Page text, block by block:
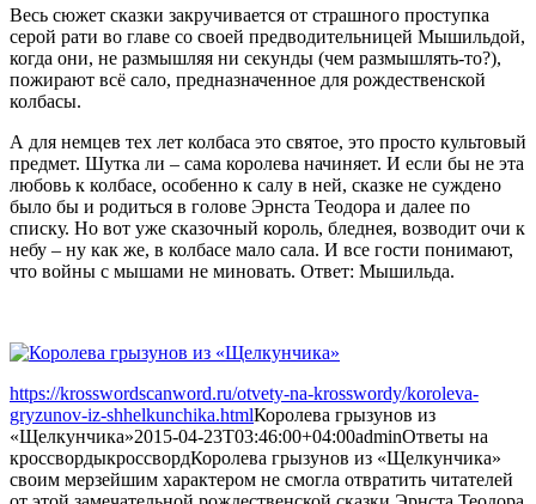
Весь сюжет сказки закручивается от страшного проступка
серой рати во главе со своей предводительницей Мышильдой,
когда они, не размышляя ни секунды (чем размышлять-то?),
пожирают всё сало, предназначенное для рождественской
колбасы.
А для немцев тех лет колбаса это святое, это просто культовый
предмет. Шутка ли – сама королева начиняет. И если бы не эта
любовь к колбасе, особенно к салу в ней, сказке не суждено
было бы и родиться в голове Эрнста Теодора и далее по
списку. Но вот уже сказочный король, бледнея, возводит очи к
небу – ну как же, в колбасе мало сала. И все гости понимают,
что войны с мышами не миновать. Ответ: Мышильда.
https://krosswordscanword.ru/otvety-na-krosswordy/koroleva-
gryzunov-iz-shhelkunchika.htmlКоролева грызунов из
«Щелкунчика»2015-04-23T03:46:00+04:00adminОтветы на
кроссвордыкроссвордКоролева грызунов из «Щелкунчика»
своим мерзейшим характером не смогла отвратить читателей